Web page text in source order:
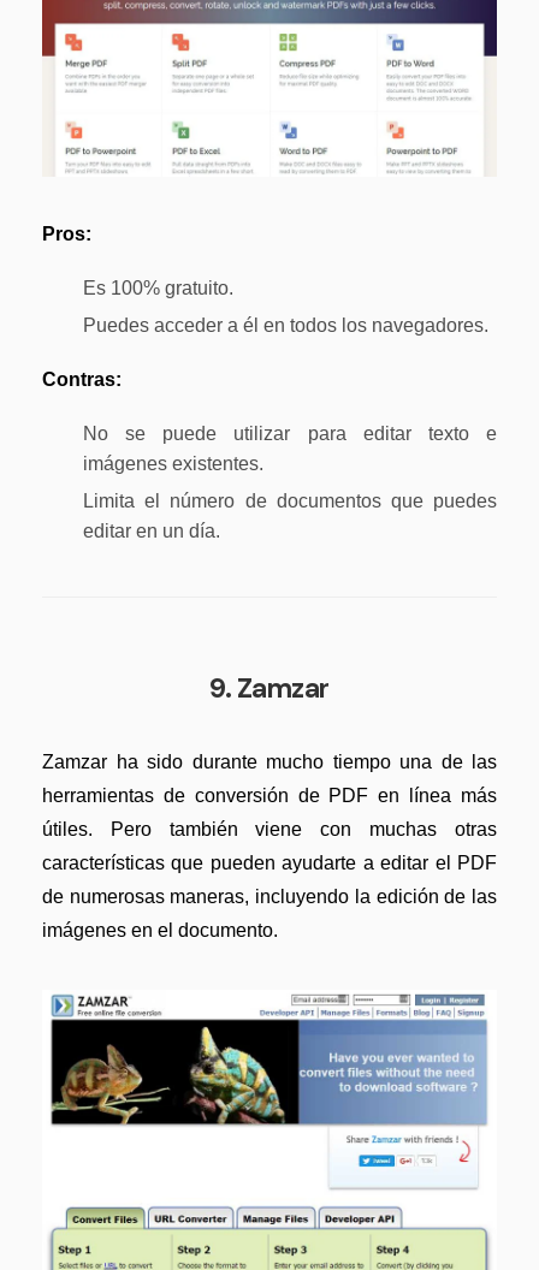
Pros:
Es 100% gratuito.
Puedes acceder a él en todos los navegadores.
Contras:
No se puede utilizar para editar texto e
imágenes existentes.
Limita el número de documentos que puedes
editar en un día.
9. Zamzar
Zamzar ha sido durante mucho tiempo una de las
herramientas de conversión de PDF en línea más
útiles. Pero también viene con muchas otras
características que pueden ayudarte a editar el PDF
de numerosas maneras, incluyendo la edición de las
imágenes en el documento.